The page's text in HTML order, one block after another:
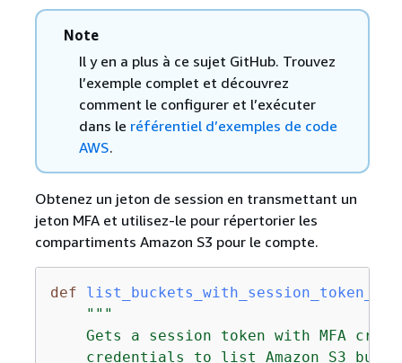
Note
Il y en a plus à ce sujet GitHub. Trouvez
l’exemple complet et découvrez
comment le configurer et l’exécuter
dans le référentiel d’exemples de code
AWS.
Obtenez un jeton de session en transmettant un
jeton MFA et utilisez-le pour répertorier les
compartiments Amazon S3 pour le compte.
def
"""
Gets a session token with MFA
credentials to list Amazon S3